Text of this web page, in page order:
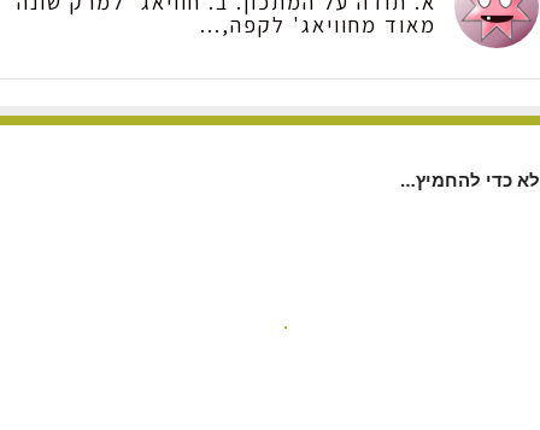
מאוד מחוויאג' לקפה,...
לא כדי להחמיץ…